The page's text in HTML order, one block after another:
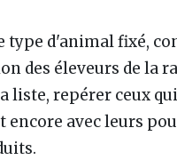
type d'animal fixé,
des éleveurs de la
liste, repérer ceux
encore avec leurs